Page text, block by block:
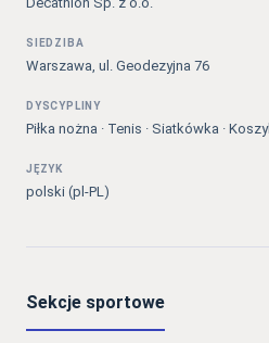
SIEDZIBA
Warszawa, ul. Geodezyjna 76
DYSCYPLINY
Piłka nożna · Tenis · Siatkówka ·
JĘZYK
polski (pl-PL)
Sekcje sportowe